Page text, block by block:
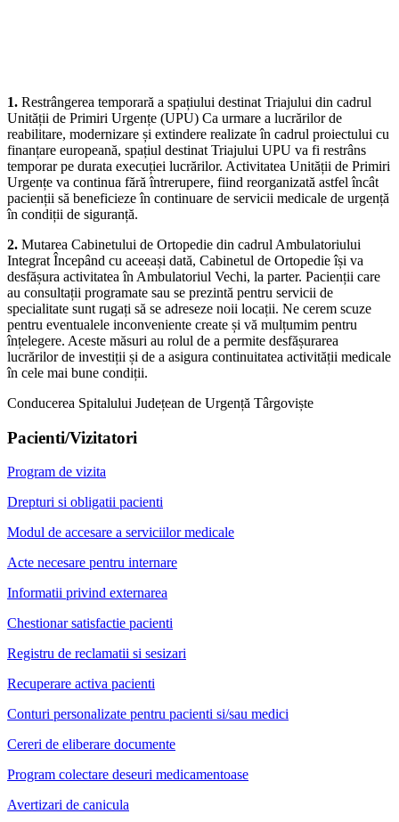
1. Restrângerea temporară a spațiului destinat Triajului din cadrul
Unității de Primiri Urgențe (UPU) Ca urmare a lucrărilor de
reabilitare, modernizare și extindere realizate în cadrul proiectului cu
finanțare europeană, spațiul destinat Triajului UPU va fi restrâns
temporar pe durata execuției lucrărilor. Activitatea Unității de Primiri
Urgențe va continua fără întrerupere, fiind reorganizată astfel încât
pacienții să beneficieze în continuare de servicii medicale de urgență
în condiții de siguranță.
2. Mutarea Cabinetului de Ortopedie din cadrul Ambulatoriului
Integrat Începând cu aceeași dată, Cabinetul de Ortopedie își va
desfășura activitatea în Ambulatoriul Vechi, la parter. Pacienții care
au consultații programate sau se prezintă pentru servicii de
specialitate sunt rugați să se adreseze noii locații. Ne cerem scuze
pentru eventualele inconveniente create și vă mulțumim pentru
înțelegere. Aceste măsuri au rolul de a permite desfășurarea
lucrărilor de investiții și de a asigura continuitatea activității medicale
în cele mai bune condiții.
Conducerea Spitalului Județean de Urgență Târgoviște
Pacienti/Vizitatori
Program de vizita
Drepturi si obligatii pacienti
Modul de accesare a serviciilor medicale
Acte necesare pentru internare
Informatii privind externarea
Chestionar satisfactie pacienti
Registru de reclamatii si sesizari
Recuperare activa pacienti
Conturi personalizate pentru pacienti si/sau medici
Cereri de eliberare documente
Program colectare deseuri medicamentoase
Avertizari de canicula